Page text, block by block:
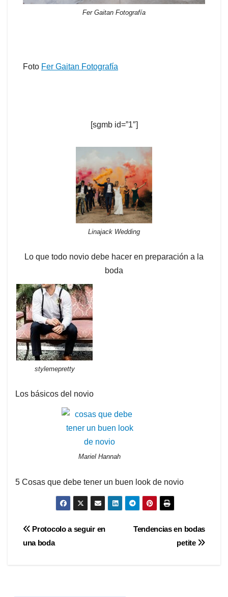
Fer Gaitan Fotografía
Foto Fer Gaitan Fotografía
[sgmb id=”1″]
Linajack Wedding
Lo que todo novio debe hacer en preparación a la
boda
stylemepretty
Los básicos del novio
Mariel Hannah
5 Cosas que debe tener un buen look de novio
Navegación
Tendencias en bodas
petite
Protocolo a seguir en
una boda